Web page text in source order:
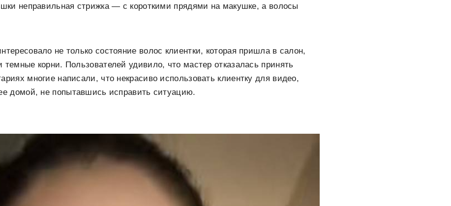
неправильная стрижка — с короткими прядями на макушке, а волосы
не только состояние волос клиентки, которая пришла в салон,
темные корни. Пользователей удивило, что мастер отказалась принять
многие написали, что некрасиво использовать клиентку для видео,
домой, не попытавшись исправить ситуацию.